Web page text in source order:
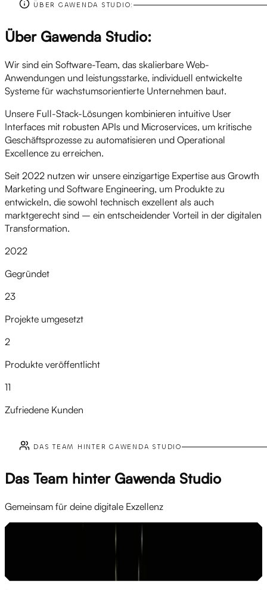
ÜBER GAWENDA STUDIO:
Über Gawenda Studio:
Wir sind ein Software-Team, das skalierbare Web-
Anwendungen und leistungsstarke, individuell entwickelte
Systeme für wachstumsorientierte Unternehmen baut.
Unsere Full-Stack-Lösungen kombinieren intuitive User
Interfaces mit robusten APIs und Microservices, um kritische
Geschäftsprozesse zu automatisieren und Operational
Excellence zu erreichen.
Seit 2022 nutzen wir unsere einzigartige Expertise aus Growth
Marketing und Software Engineering, um Produkte zu
entwickeln, die sowohl technisch exzellent als auch
marktgerecht sind – ein entscheidender Vorteil in der digitalen
Transformation.
2022
Gegründet
23
Projekte umgesetzt
2
Produkte veröffentlicht
11
Zufriedene Kunden
DAS TEAM HINTER GAWENDA STUDIO
Das Team hinter Gawenda Studio
Gemeinsam für deine digitale Exzellenz
Christoph Gawenda
Inhaber & Geschäftsführer | Frontend Developer & Creative